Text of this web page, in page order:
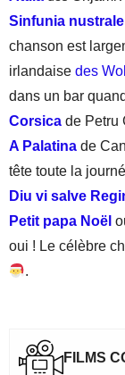
Sinfunia nustrale
chanson est
irlandaise des
dans un bar
Corsica de Petru
A Palatina de
tête toute la
Diu vi salve
Petit papa Noël
oui ! Le célèbre
.
FILMS